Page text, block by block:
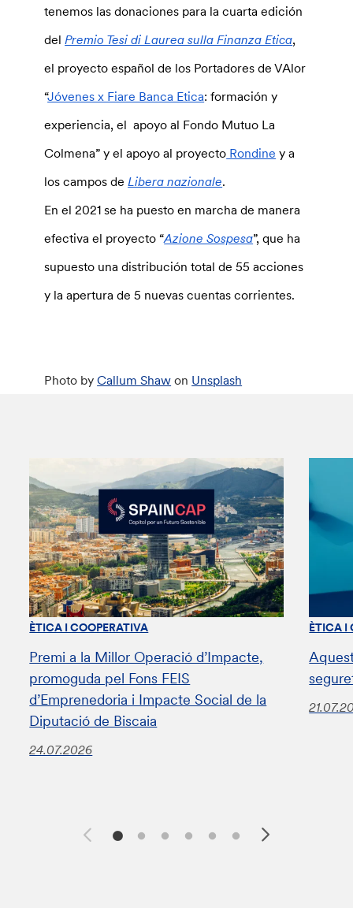
tenemos las donaciones para la cuarta edición
delPremio Tesi di Laurea sulla Finanza Etica,
el proyecto español de los Portadores de VAlor
“Jóvenes x Fiare Banca Etica: formación y
experiencia, el apoyo al Fondo Mutuo La
Colmena” y el apoyo al proyecto Rondine y a
los campos deLibera nazionale.
En el 2021 se ha puesto en marcha de manera
efectiva el proyecto “Azione Sospesa”, que ha
supuesto una distribución total de 55 acciones
y la apertura de 5 nuevas cuentas corrientes.
Photo byCallum Shaw on Unsplash
ÈTICA I COOPERATIVA
Premi a la Millor Operació d’Impacte,
promoguda pel Fons FEIS
d’Emprenedoria i Impacte Social de la
Diputació de Biscaia
24.07.2026
ÈTICA I